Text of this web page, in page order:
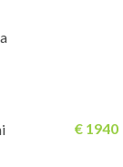
(Usd 7 al
comuni.
dei
e
€ 1940